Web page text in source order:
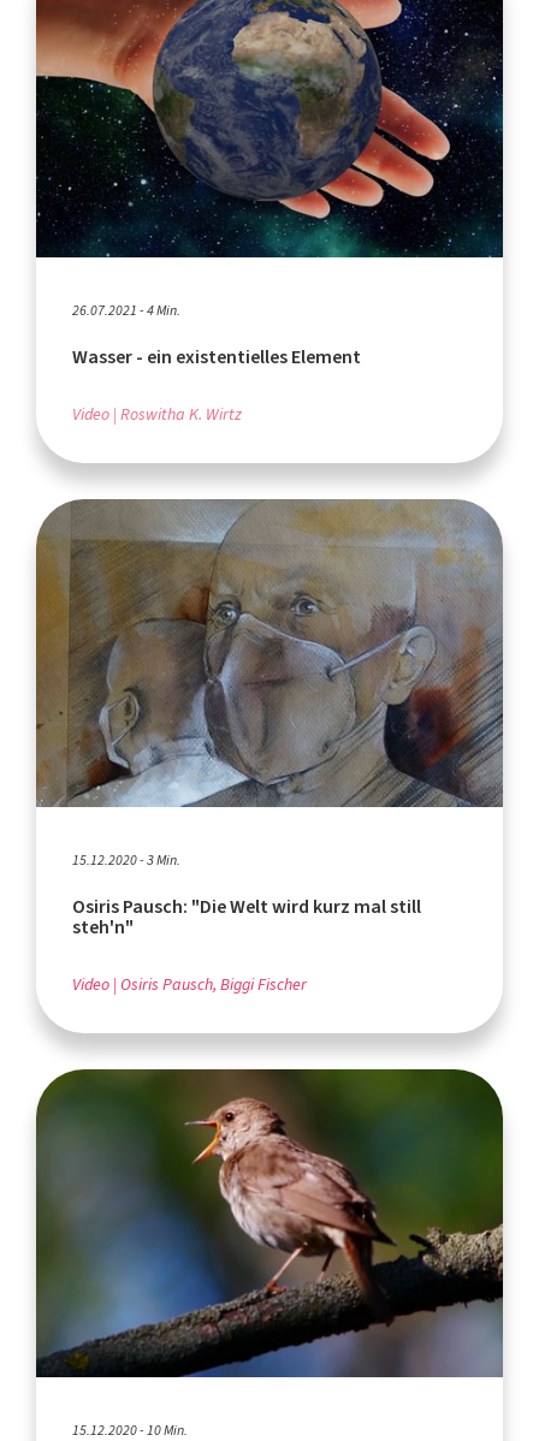
26.07.2021 - 4 Min.
Wasser - ein existentielles Element
Video Roswitha K. Wirtz
15.12.2020 - 3 Min.
Osiris Pausch: "Die Welt wird kurz mal still
steh'n"
Video Osiris Pausch, Biggi Fischer
15.12.2020 - 10 Min.